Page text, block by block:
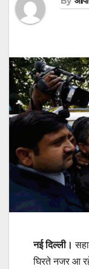
नई दिल्ली।
घिरते नजर आ